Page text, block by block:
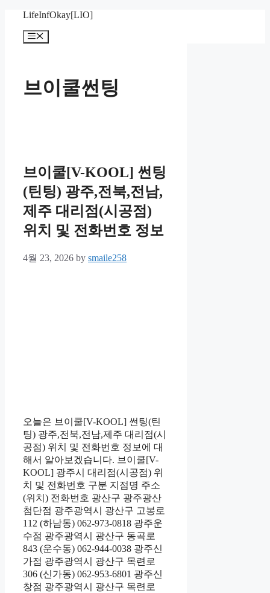
content
LifeInfOkay[LIO]
Menu
브이쿨썬팅
브이쿨[V-KOOL] 썬팅
(틴팅) 광주,전북,전남,
제주 대리점(시공점)
위치 및 전화번호 정보
4월 23, 2026 by smaile258
오늘은 브이쿨[V-KOOL] 썬팅(틴
팅) 광주,전북,전남,제주 대리점(시
공점) 위치 및 전화번호 정보에 대
해서 알아보겠습니다. 브이쿨[V-
KOOL] 광주시 대리점(시공점) 위
치 및 전화번호 구분 지점명 주소
(위치) 전화번호 광산구 광주광산
첨단점 광주광역시 광산구 고봉로
112 (하남동) 062-973-0818 광주운
수점 광주광역시 광산구 동곡로
843 (운수동) 062-944-0038 광주신
가점 광주광역시 광산구 목련로
306 (신가동) 062-953-6801 광주신
창점 광주광역시 광산구 목련로